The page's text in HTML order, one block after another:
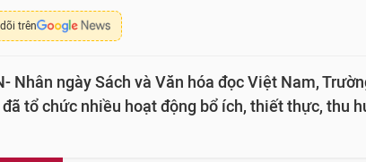
trên
Nhân ngày Sách và Văn hóa đọc Việt Nam,
đã tổ chức nhiều hoạt động bổ ích, thiết thực, thu